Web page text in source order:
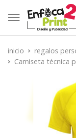
inicio regalos
Camiseta técnica